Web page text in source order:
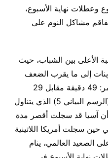
وعطلات نهاية الأسبوع،
مشاكل النوم على
الأعلى بين الشباب، حيث
إلى ما يقرب الضعف
لمن هم في السبعينيات من العمر: 49 دقيقة مقابل 29
دقيقة، على التوالي. وبناء على (الرسم البياني 5) الذي يتناول
آسيا قد سجلت أقصر مدة
41 دقيقة، في حين سجلت أمريكا اللاتينية
47 دقيقة. وعلى الصعيد العالمي، ينام